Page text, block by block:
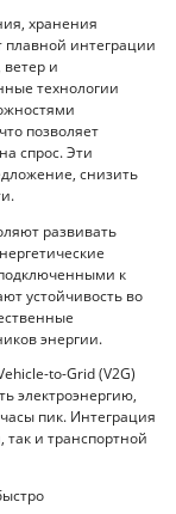
хранения
плавной интеграции
и
технологии
позволяет
спрос. Эти
снизить
развивать
к
устойчивость во
энергии.
to-Grid (V2G)
электроэнергию,
пик. Интеграция
так и транспортной